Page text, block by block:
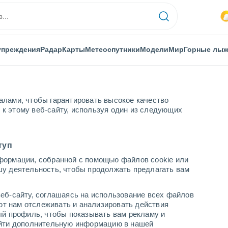
чтобы гарантировать высокое качество
этому веб-сайту, используя один из следующих
собранной с помощью файлов cookie или
деятельность, чтобы продолжать предлагать вам
сайту, соглашаясь на использование всех файлов
нам отслеживать и анализировать действия
профиль, чтобы показывать вам рекламу и
дополнительную информацию в нашей
РадарКартыМетеоспутникиМоделиМирГорные
пунктах